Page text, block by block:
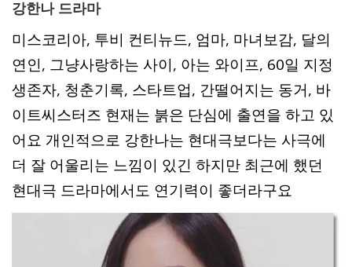
강한나 드라마
미스코리아, 투비 컨티뉴드, 엄마, 마녀보감, 달의
연인, 그냥사랑하는 사이, 아는 와이프, 60일 지정
생존자, 청춘기록, 스타트업, 간떨어지는 동거, 바
이트씨스터즈 현재는 붉은 단심에 출연을 하고 있
어요 개인적으로 강한나는 현대극보다는 사극에
더 잘 어울리는 느낌이 있긴 하지만 최근에 했던
현대극 드라마에서도 연기력이 좋더라구요